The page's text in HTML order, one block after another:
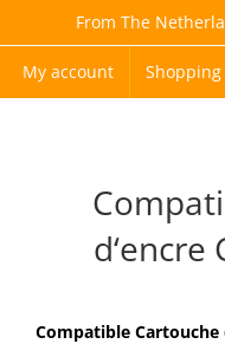
content
From The
My account
d‘encre
Compatible Cartouche